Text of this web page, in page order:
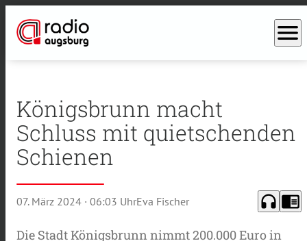
menu
Königsbrunn macht
Schluss mit quietschenden
Schienen
07. März 2024 · 06:03 UhrEva Fischer headphones chrome_reader_mode
Die Stadt Königsbrunn nimmt 200.000 Euro in